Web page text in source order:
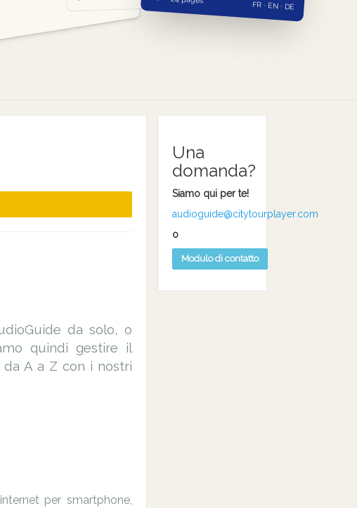
FR · EN · DE
da solo, o
quindi gestire il
A a Z con i nostri
per smartphone,
Una
domanda?
Siamo qui per te!
audioguide@citytourplayer.com
o
Modulo di contatto